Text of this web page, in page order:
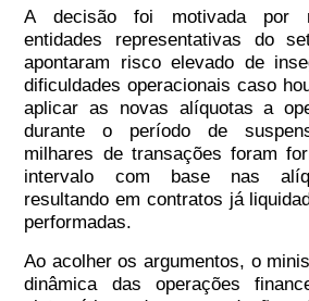
A decisão foi motivada por
entidades representativas do
apontaram risco elevado de
dificuldades operacionais caso
aplicar as novas alíquotas a
durante o período de
milhares de transações foram
intervalo com base nas
resultando em contratos já
performadas.
Ao acolher os argumentos, o
dinâmica das operações